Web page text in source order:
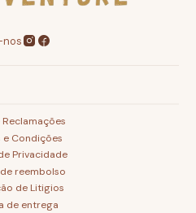
nos
Reclamações
e Condições
Privacidade
reembolso
de Litigios
de entrega